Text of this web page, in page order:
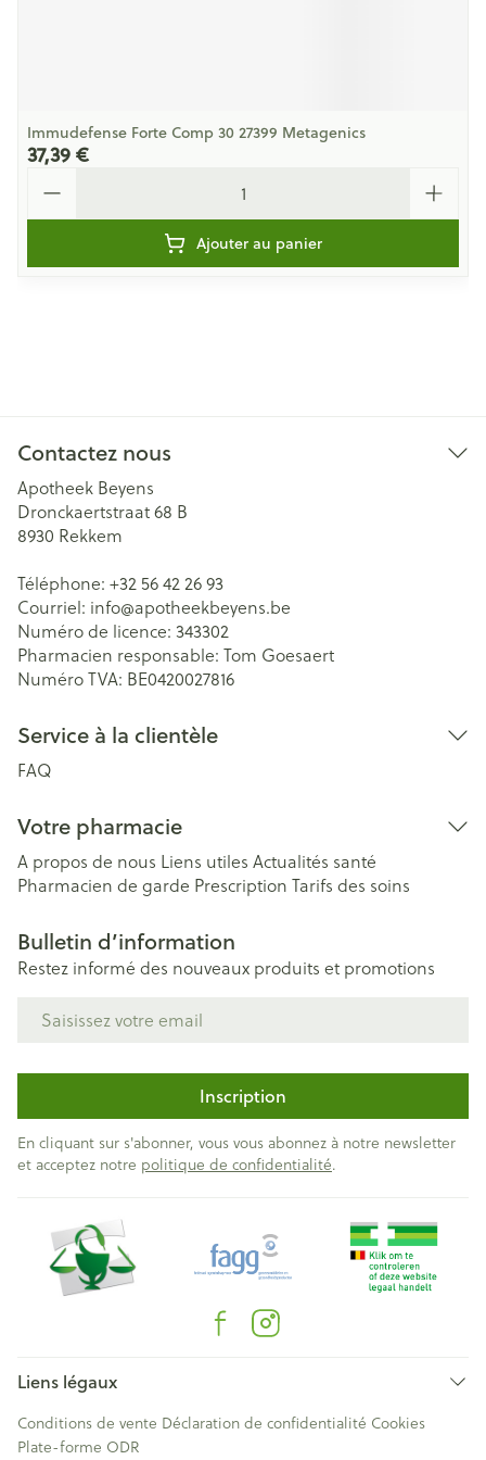
Immudefense Forte Comp 30 27399 Metagenics
37,39 €
Ajouter au panier
Contactez nous
Apotheek Beyens
Dronckaertstraat 68 B
8930 Rekkem
Téléphone: +32 56 42 26 93
Courriel: info@apotheekbeyens.be
Numéro de licence: 343302
Pharmacien responsable: Tom Goesaert
Numéro TVA: BE0420027816
Service à la clientèle
FAQ
Votre pharmacie
A propos de nous Liens utiles Actualités santé
Pharmacien de garde Prescription Tarifs des soins
Bulletin d’information
Restez informé des nouveaux produits et promotions
Inscription
En cliquant sur s'abonner, vous vous abonnez à notre newsletter
et acceptez notre politique de confidentialité.
Liens légaux
Conditions de vente Déclaration de confidentialité Cookies
Plate-forme ODR